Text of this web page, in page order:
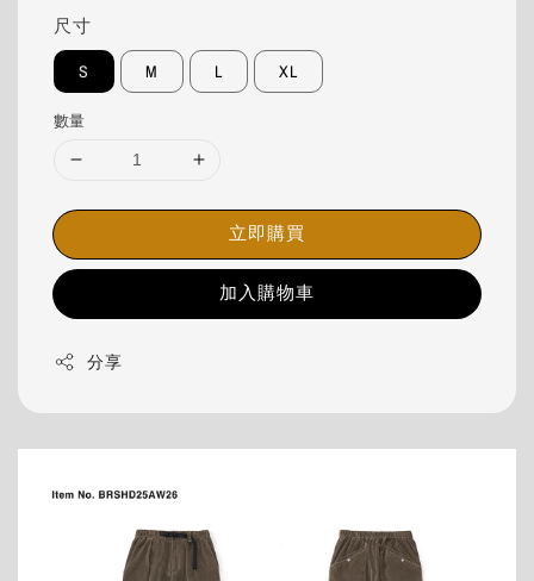
尺寸
S M L XL
數量
立即購買
加入購物車
分享